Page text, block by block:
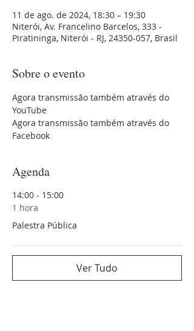
11 de ago. de 2024, 18:30 – 19:30
Niterói, Av. Francelino Barcelos, 333 -
Piratininga, Niterói - RJ, 24350-057, Brasil
Sobre o evento
Agora transmissão também através do
YouTube
Agora transmissão também através do
Facebook
Agenda
14:00 - 15:00
1 hora
Palestra Pública
Ver Tudo